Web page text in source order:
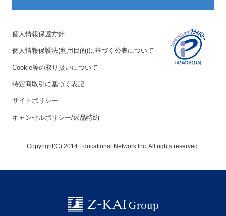
個人情報保護方針
個人情報保護法(利用目的)に基づく公表について
Cookie等の取り扱いについて
特定商取引に基づく表記
サイトポリシー
キャンセルポリシー/返品特約
Copyright(C) 2014 Educational Network Inc. All rights reserved.